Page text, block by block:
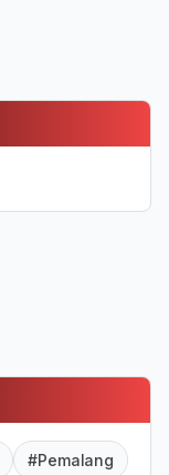
#Pemalang